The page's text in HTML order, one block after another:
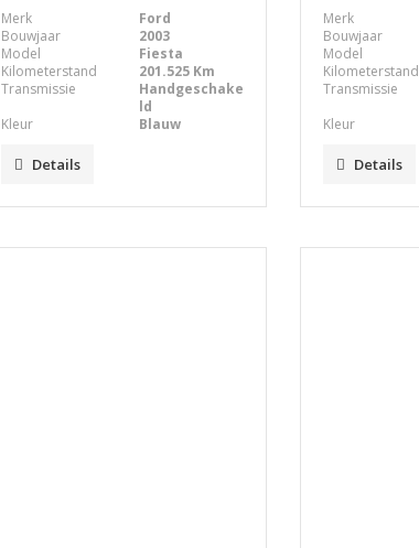
Merk
Ford
Bouwjaar
2003
Model
Fiesta
Kilometerstand
201.525 Km
Transmissie
Handgeschake
ld
Kleur
Blauw
Details
Merk
Bouwjaar
Model
Kilometerstand
Transmissie
Kleur
Details